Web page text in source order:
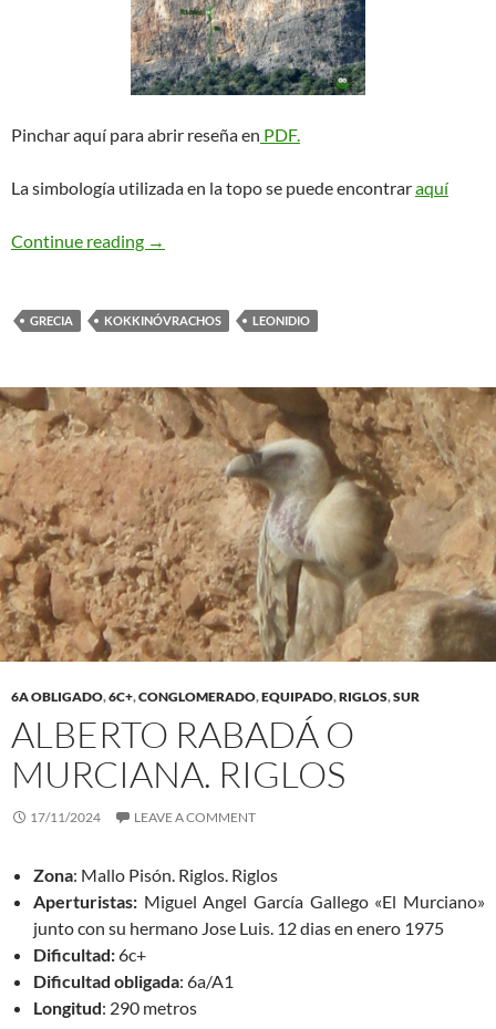
Pinchar aquí para abrir reseña en PDF.
La simbología utilizada en la topo se puede encontraraquí
Continue reading Ramisi Rock. Leonidio
→
GRECIA KOKKINÓVRACHOS LEONIDIO
6A OBLIGADO,6C+,CONGLOMERADO,EQUIPADO,RIGLOS,SUR
ALBERTO RABADÁ O
MURCIANA. RIGLOS
17/11/2024 LEAVE A COMMENT
Zona: Mallo Pisón. Riglos. Riglos
Aperturistas: Miguel Angel García Gallego «El Murciano»
junto con su hermano Jose Luis. 12 dias en enero 1975
Dificultad:6c+
Dificultad obligada: 6a/A1
Longitud: 290 metros